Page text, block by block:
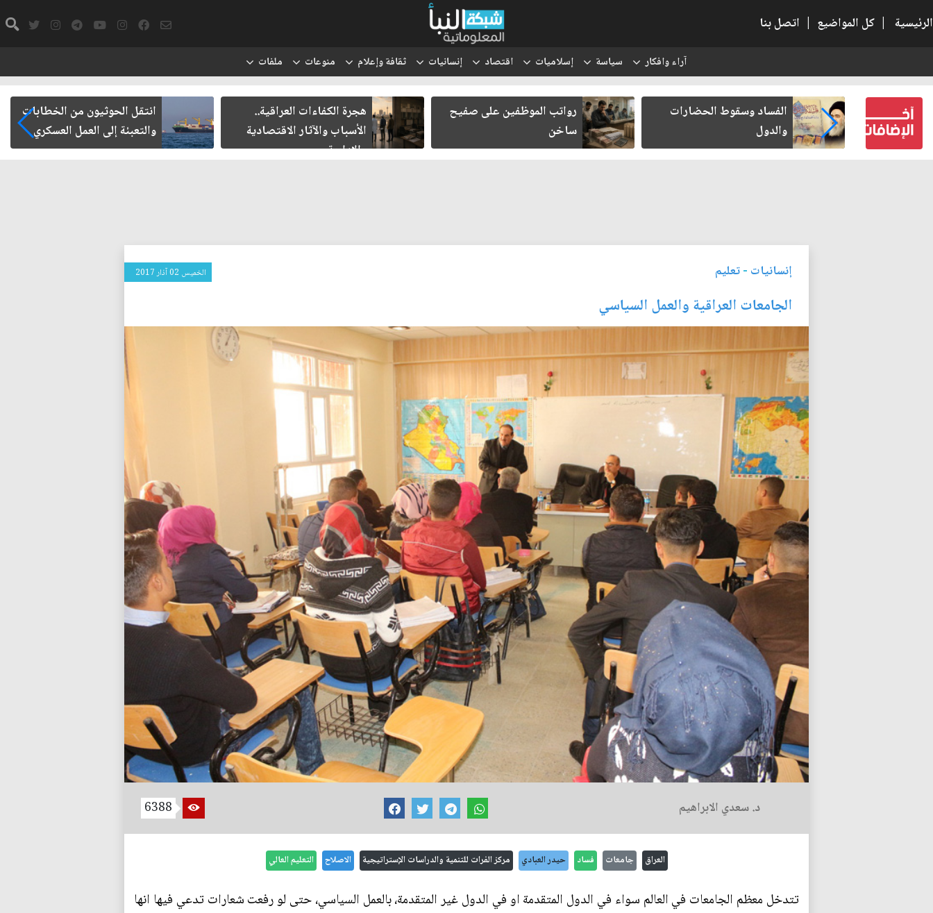
الرئيسية | كل المواضيع | اتصل بنا
آراء وافكار سياسة إسلاميات اقتصاد إنسانيات ثقافة وإعلام منوعات ملفات
كتب لنفسه
الفساد وسقوط الحضارات
والدول
رواتب الموظفين على صفيح
ساخن
هجرة الكفاءات العراقية..
الأسباب والآثار الاقتصادية
والإدارية
انتقل الحوثيون من الخطابات
والتعبئة إلى العمل العسكري
إنسانيات -تعليم الخميس 02 آذار 2017
الجامعات العراقية والعمل السياسي
د. سعدي الابراهيم 6388
العراق جامعات فساد حيدر العبادي مركز الفرات للتنمية والدراسات الإستراتيجية الاصلاح التعليم العالي
تتدخل معظم الجامعات في العالم سواء في الدول المتقدمة او في الدول غير المتقدمة، بالعمل السياسي، حتى لو رفعت شعارات تدعي فيها انها